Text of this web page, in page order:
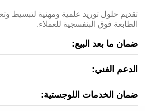
تقديم حلول توريد علمية ومهنية لتبسيط
الطابعة فوق البنفسجية للعملاء.
ضمان ما بعد البيع:
الدعم الفني:
ضمان الخدمات اللوجستية: